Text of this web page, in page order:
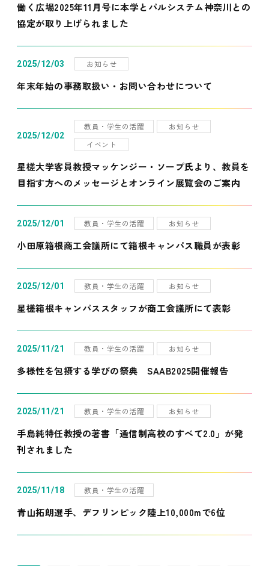
働く広場2025年11月号に本学とパルシステム神奈川との
協定が取り上げられました
2025/12/03 お知らせ
年末年始の事務取扱い・お問い合わせについて
2025/12/02
教員・学生の活躍
お知らせ
イベント
星槎大学客員教授マッケンジー・ソープ氏より、教員を
目指す方へのメッセージとオンライン展覧会のご案内
2025/12/01 教員・学生の活躍 お知らせ
小田原箱根商工会議所にて箱根キャンパス職員が表彰
2025/12/01 教員・学生の活躍 お知らせ
星槎箱根キャンパススタッフが商工会議所にて表彰
2025/11/21 教員・学生の活躍 お知らせ
多様性を包摂する学びの祭典 SAAB2025開催報告
2025/11/21 教員・学生の活躍 お知らせ
手島純特任教授の著書「通信制高校のすべて2.0」が発
刊されました
2025/11/18 教員・学生の活躍
青山拓朗選手、デフリンピック陸上10,000mで6位